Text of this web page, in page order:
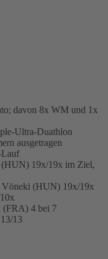
davon 8x WM und 1x
Ultra-Duathlon
ausgetragen
Lauf
(HUN) 19x/19x im Ziel,
Vöneki (HUN) 19x/19x
(FRA) 4 bei 7
13